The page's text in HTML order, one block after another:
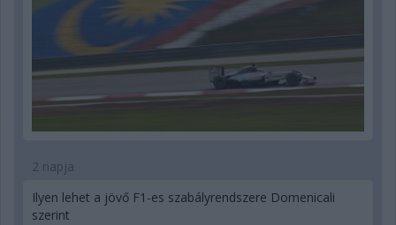
2 napja
Ilyen lehet a jövő F1-es szabályrendszere Domenicali
szerint